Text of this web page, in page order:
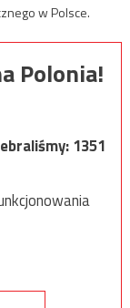
w Polsce.
Polonia!
1351